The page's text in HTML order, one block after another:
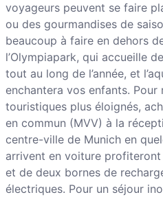
voyageurs peuvent se faire
ou des gourmandises de
beaucoup à faire en dehors
l’Olympiapark, qui accueille
tout au long de l’année, et
enchantera vos enfants. Pour
touristiques plus éloignés,
en commun (MVV) à la
centre-ville de Munich en
arrivent en voiture
et de deux bornes de
électriques. Pour un séjour